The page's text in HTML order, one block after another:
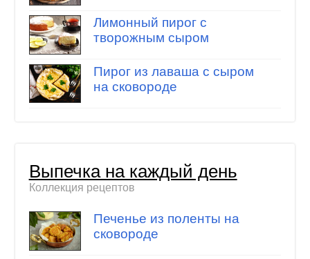
Лимонный пирог с
творожным сыром
Пирог из лаваша с сыром
на сковороде
Выпечка на каждый день
Коллекция рецептов
Печенье из поленты на
сковороде